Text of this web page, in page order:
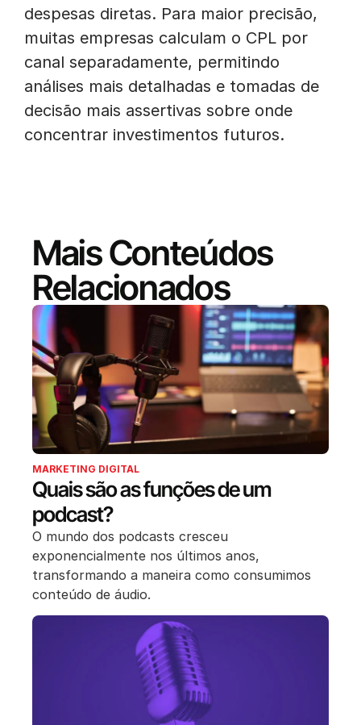
despesas diretas. Para maior precisão,
muitas empresas calculam o CPL por
canal separadamente, permitindo
análises mais detalhadas e tomadas de
decisão mais assertivas sobre onde
concentrar investimentos futuros.
Mais Conteúdos
Relacionados
MARKETING DIGITAL
Quais são as funções de um
podcast?
O mundo dos podcasts cresceu
exponencialmente nos últimos anos,
transformando a maneira como consumimos
conteúdo de áudio.